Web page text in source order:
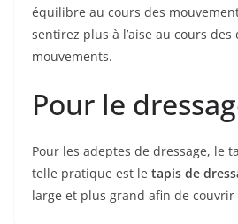
équilibre au cours des
sentirez plus à l’aise au cours
mouvements.
Pour le
Pour les adeptes de dressage, le
telle pratique est le tapis de
large et plus grand afin de